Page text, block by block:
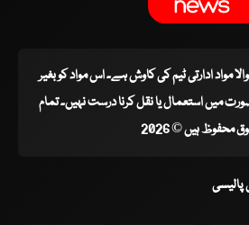
مواد ادارتی ٹیم کی کاوش ہے۔ اس مواد کو بغیر
میں استعمال یا نقل کرنا درست نہیں۔ تمام
محفوظ ہیں © 2026
پالیسی